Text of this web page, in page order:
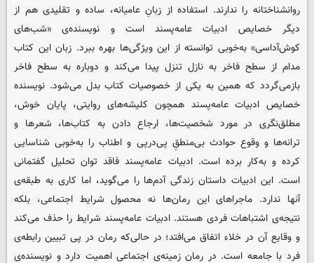
روانشناختانه را ندارند. استفاده از زبانِ عامیانه، ساده و تقلیدی هم از
دیگر خصایص ادبیات عامه‌پسند است و نویسنده‌ی «شب‌های
کوش‌آداسی» به‌خوبی توانسته از این ویژگی‌ها بهره ببرد. زبان این کتاب
مدام از سطح فاخر به نازل تنزل پیدا می‌کند و دوباره به سطح فاخر
بازمی‌گردد که همین به یکی از خصوصیات کتاب بدل می‌شود. نویسنده
خصایص ادبیات عامه‌پسند همچون کلیشه‌های روایتی، پایان خوش،
مطلق‌نگری در مورد شخصیت‌ها، ارجاع ‌دادن به کتاب‌ها، شعرها و
ترانه‌ها و وقوع حوادث بی‌منطقِ پی‌درپی و اطناب را به‌خوبی شناسایی
کرده و به‌کار برده است. ادبیات عامه‌پسند فاقد توان تحلیل گفتمانی
است. این ادبیات داستان زندگی آدم‌ها را می‌گوید، اما کاری به طبقه‌ی
آنها ندارد. ماجراهای این رمان‌ها نه محصول شرایط اجتماعی، بلکه
نتیجه‌ی اشتباهات فردی هستند. ادبیات عامه‌پسند شرایط را حذف می‌کند
و وقایع آن در خلاء اتفاق می‌افتد؛ در حالی‌که رمان در پی تبیین رابطه‌ی
فرد با جامعه است. در رمان زمینه‌ی اجتماعی اهمیت دارد و نویسنده‌ی